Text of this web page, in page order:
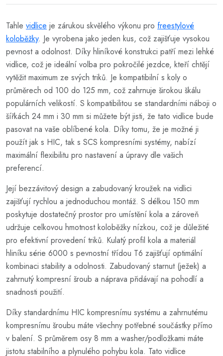
Tahle vidlice je zárukou skvělého výkonu pro freestylové
koloběžky. Je vyrobena jako jeden kus, což zajišťuje vysokou
pevnost a odolnost. Díky hliníkové konstrukci patří mezi lehké
vidlice, což je ideální volba pro pokročilé jezdce, kteří chtějí
vytěžit maximum ze svých triků. Je kompatibilní s koly o
průměrech od 100 do 125 mm, což zahrnuje širokou škálu
populárních velikostí. S kompatibilitou se standardními náboji o
šířkách 24 mm i 30 mm si můžete být jisti, že tato vidlice bude
pasovat na vaše oblíbené kola. Díky tomu, že je možné ji
použít jak s HIC, tak s SCS kompresními systémy, nabízí
maximální flexibilitu pro nastavení a úpravy dle vašich
preferencí.
Její bezzávitový design a zabudovaný kroužek na vidlici
zajišťují rychlou a jednoduchou montáž. S délkou 150 mm
poskytuje dostatečný prostor pro umístění kola a zároveň
udržuje celkovou hmotnost koloběžky nízkou, což je důležité
pro efektivní provedení triků. Kulatý profil kola a materiál
hliníku série 6000 s pevnostní třídou T6 zajišťují optimální
kombinaci stability a odolnosti. Zabudovaný starnut (ježek) a
zahrnutý kompresní šroub a náprava přidávají na pohodlí a
snadnosti použití.
Díky standardnímu HIC kompresnímu systému a zahrnutému
kompresnímu šroubu máte všechny potřebné součástky přímo
v balení. S průměrem osy 8 mm a washer/podložkami máte
jistotu stabilního a plynulého pohybu kola. Tato vidlice